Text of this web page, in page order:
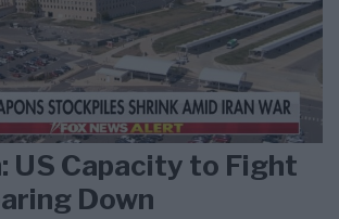
US Capacity to Fight
Down